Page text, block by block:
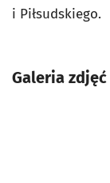
i Piłsudskiego.
Galeria zdjęć